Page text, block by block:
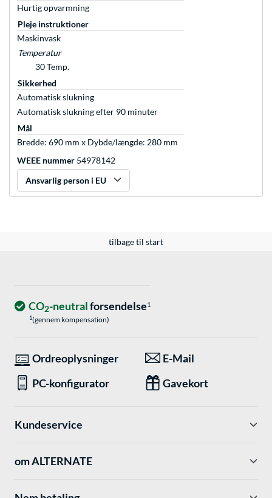
Hurtig opvarmning
Pleje instruktioner
Maskinvask
Temperatur
30 Temp.
Sikkerhed
Automatisk slukning
Automatisk slukning efter 90 minuter
Mål
Bredde: 690 mm x Dybde/længde: 280 mm
WEEE nummer 54978142
Ansvarlig person i EU
tilbage til start
CO2-neutralforsendelse1
1(gennem kompensation)
Ordreoplysninger
E-Mail
PC-konfigurator
Gavekort
Kundeservice
om ALTERNATE